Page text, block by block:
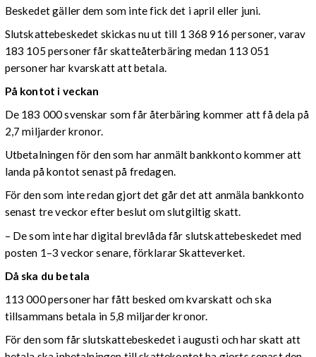
Beskedet gäller dem som inte fick det i april eller juni.
Slutskattebeskedet skickas nu ut till 1 368 916 personer, varav
183 105 personer får skatteåterbäring medan 113 051
personer har kvarskatt att betala.
På kontot i veckan
De 183 000 svenskar som får återbäring kommer att få dela på
2,7 miljarder kronor.
Utbetalningen för den som har anmält bankkonto kommer att
landa på kontot senast på fredagen.
För den som inte redan gjort det går det att anmäla bankkonto
senast tre veckor efter beslut om slutgiltig skatt.
– De som inte har digital brevlåda får slutskattebeskedet med
posten 1–3 veckor senare, förklarar Skatteverket.
Då ska du betala
113 000 personer har fått besked om kvarskatt och ska
tillsammans betala in 5,8 miljarder kronor.
För den som får slutskattebeskedet i augusti och har skatt att